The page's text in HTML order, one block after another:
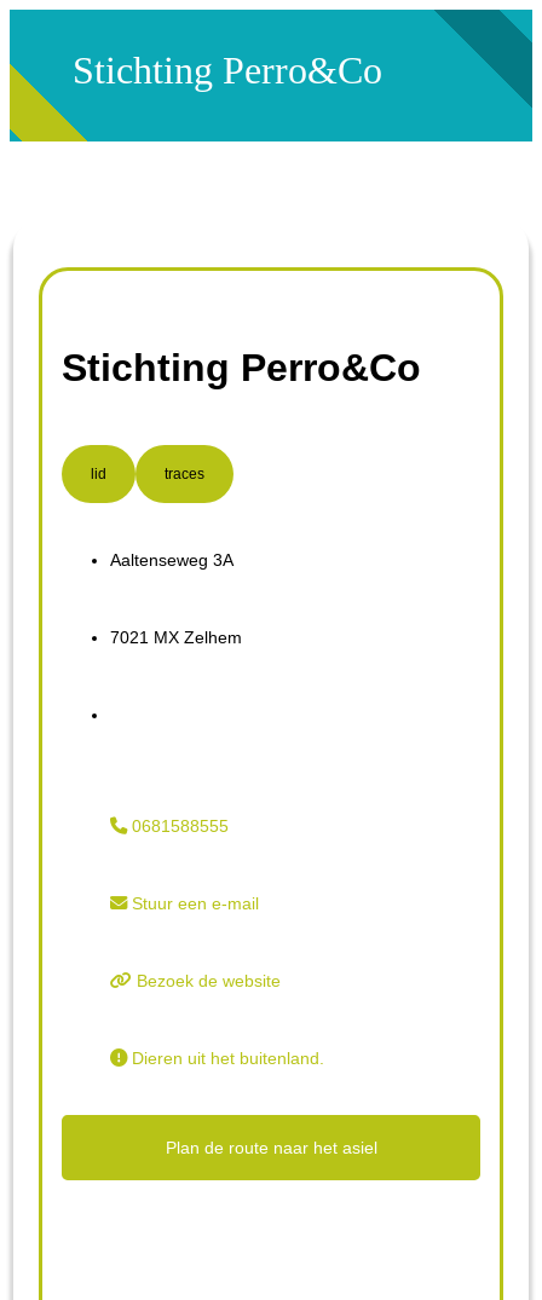
Stichting Perro&Co
Stichting Perro&Co
lid traces
Aaltenseweg 3A
7021 MX Zelhem
0681588555
Stuur een e-mail
Bezoek de website
Dieren uit het buitenland.
Plan de route naar het asiel